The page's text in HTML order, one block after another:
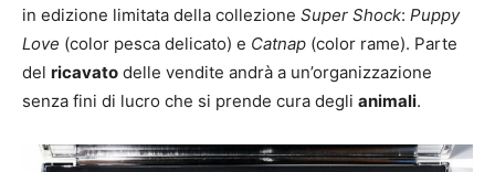
in edizione limitata della collezione Super Shock: Puppy
Love (color pesca delicato) e Catnap (color rame). Parte
del ricavato delle vendite andrà a un’organizzazione
senza fini di lucro che si prende cura degli animali.